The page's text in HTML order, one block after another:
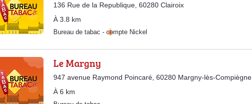
136 Rue de la Republique, 60280 Clairoix
À 3.8 km
Bureau de tabac - compte Nickel
Le Margny
947 avenue Raymond Poincaré, 60280 Margny-lès-Compiègne
À 6 km